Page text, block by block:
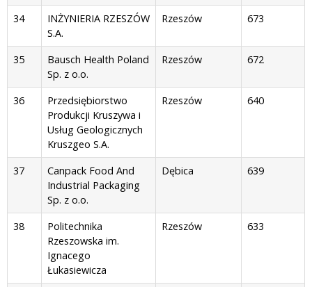
34
INŻYNIERIA RZESZÓW
S.A.
Rzeszów 673
35
Bausch Health Poland
Sp. z o.o.
Rzeszów 672
36
Przedsiębiorstwo
Produkcji Kruszywa i
Usług Geologicznych
Kruszgeo S.A.
Rzeszów 640
37
Canpack Food And
Industrial Packaging
Sp. z o.o.
Dębica 639
38
Politechnika
Rzeszowska im.
Ignacego
Łukasiewicza
Rzeszów 633